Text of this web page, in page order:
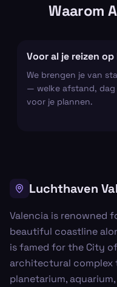
Waarom
Voor al je reizen
We brengen je van
— welke afstand,
voor je plannen.
Luchthaven
Valencia is renowned
beautiful coastline
is famed for the City
architectural complex
planetarium,